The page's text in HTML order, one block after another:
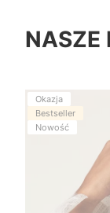
NASZE
Okazja
Bestseller
Nowość